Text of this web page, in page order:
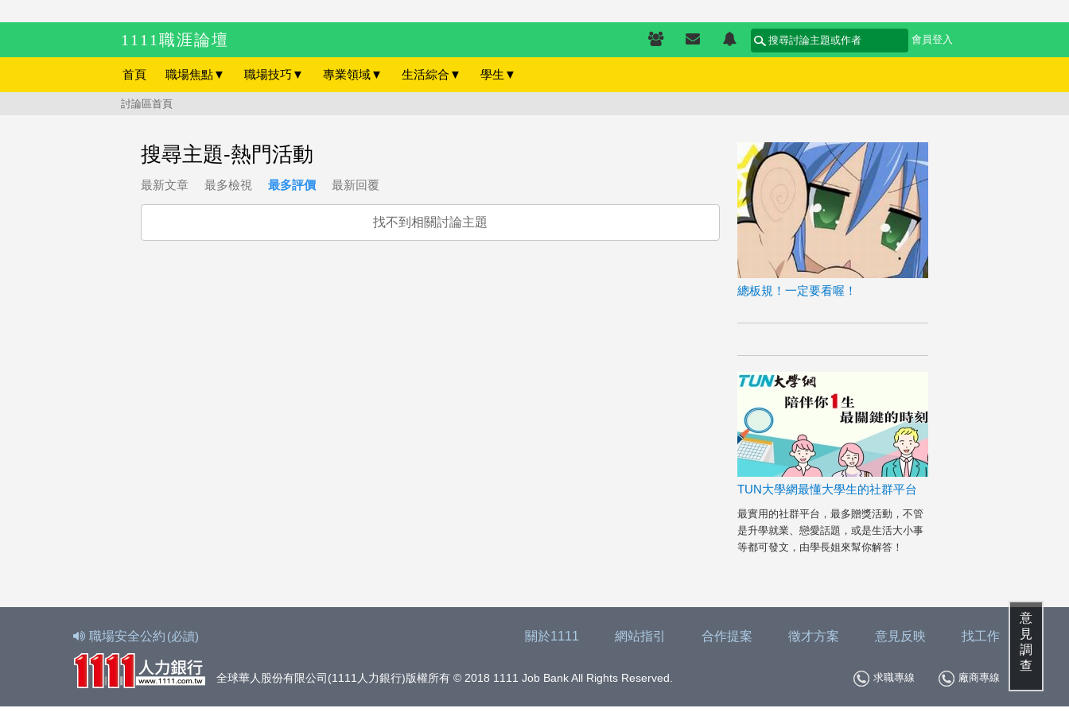
1111職涯論壇 會員登入
首頁 職場焦點▼ 職場技巧 ▼ 專業領域▼ 生活綜合 ▼ 學生 ▼
討論區首頁
意
見
調
查
搜尋主題-熱門活動
最新文章 最多檢視 最多評價 最新回覆
找不到相關討論主題
總板規！一定要看喔！
TUN大學網最懂大學生的社群平台
最實用的社群平台，最多贈獎活動，不管
是升學就業、戀愛話題，或是生活大小事
等都可發文，由學長姐來幫你解答！
職場安全公約 (必讀) 關於1111 網站指引 合作提案 徵才方案 意見反映 找工作
全球華人股份有限公司(1111人力銀行)版權所有 © 2018 1111 Job Bank All Rights Reserved. 廠商專線
求職專線